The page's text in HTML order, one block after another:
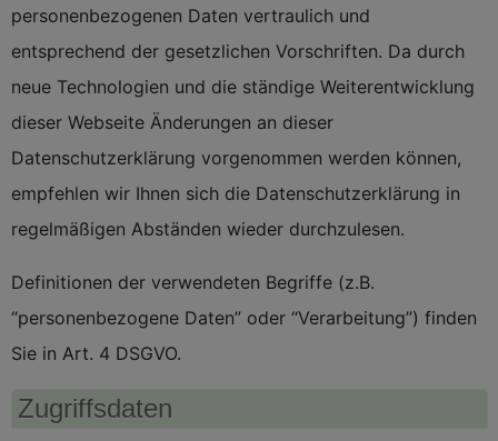
personenbezogenen Daten vertraulich und
entsprechend der gesetzlichen Vorschriften. Da durch
neue Technologien und die ständige Weiterentwicklung
dieser Webseite Änderungen an dieser
Datenschutzerklärung vorgenommen werden können,
empfehlen wir Ihnen sich die Datenschutzerklärung in
regelmäßigen Abständen wieder durchzulesen.
Definitionen der verwendeten Begriffe (z.B.
“personenbezogene Daten” oder “Verarbeitung”) finden
Sie in Art. 4 DSGVO.
Zugriffsdaten